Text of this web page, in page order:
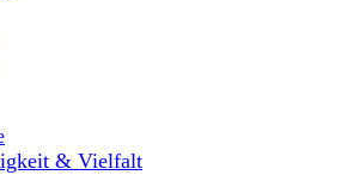
& Vielfalt